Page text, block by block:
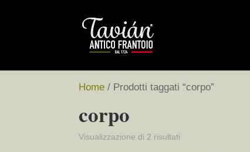
Home / Prodotti taggati “corpo”
corpo
Visualizzazione di 2 risultati